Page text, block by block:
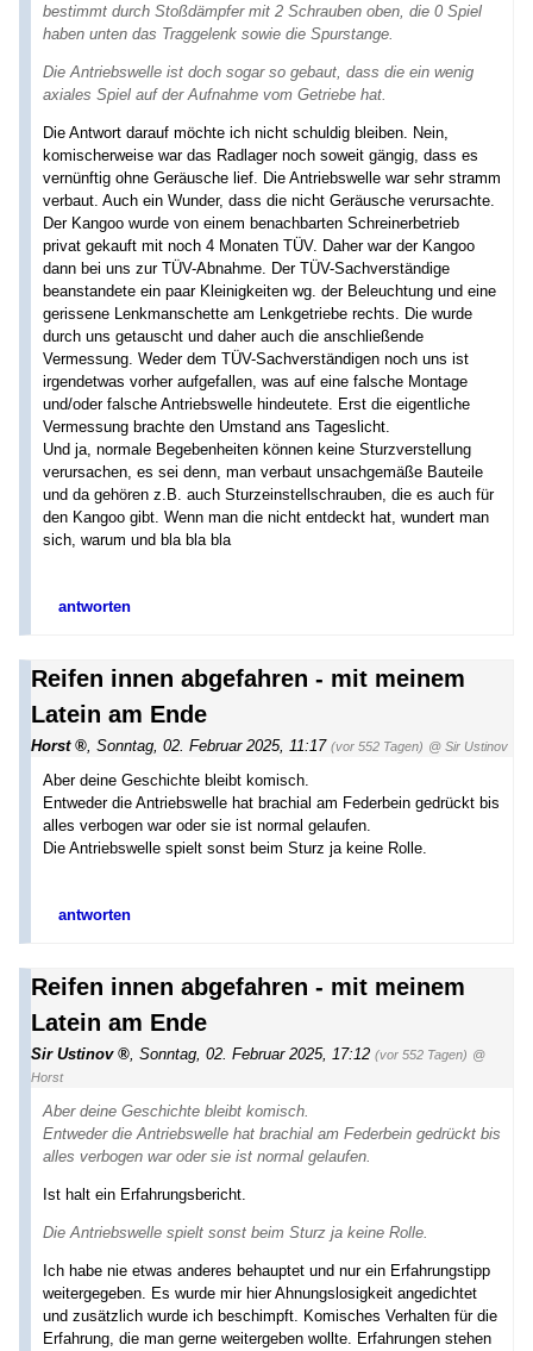
bestimmt durch Stoßdämpfer mit 2 Schrauben oben, die 0 Spiel
haben unten das Traggelenk sowie die Spurstange.
Die Antriebswelle ist doch sogar so gebaut, dass die ein wenig
axiales Spiel auf der Aufnahme vom Getriebe hat.
Die Antwort darauf möchte ich nicht schuldig bleiben. Nein,
komischerweise war das Radlager noch soweit gängig, dass es
vernünftig ohne Geräusche lief. Die Antriebswelle war sehr stramm
verbaut. Auch ein Wunder, dass die nicht Geräusche verursachte.
Der Kangoo wurde von einem benachbarten Schreinerbetrieb
privat gekauft mit noch 4 Monaten TÜV. Daher war der Kangoo
dann bei uns zur TÜV-Abnahme. Der TÜV-Sachverständige
beanstandete ein paar Kleinigkeiten wg. der Beleuchtung und eine
gerissene Lenkmanschette am Lenkgetriebe rechts. Die wurde
durch uns getauscht und daher auch die anschließende
Vermessung. Weder dem TÜV-Sachverständigen noch uns ist
irgendetwas vorher aufgefallen, was auf eine falsche Montage
und/oder falsche Antriebswelle hindeutete. Erst die eigentliche
Vermessung brachte den Umstand ans Tageslicht.
Und ja, normale Begebenheiten können keine Sturzverstellung
verursachen, es sei denn, man verbaut unsachgemäße Bauteile
und da gehören z.B. auch Sturzeinstellschrauben, die es auch für
den Kangoo gibt. Wenn man die nicht entdeckt hat, wundert man
sich, warum und bla bla bla
antworten
Reifen innen abgefahren - mit meinem
Latein am Ende
Horst , Sonntag, 02. Februar 2025, 11:17 (vor 552 Tagen) @ Sir Ustinov
Aber deine Geschichte bleibt komisch.
Entweder die Antriebswelle hat brachial am Federbein gedrückt bis
alles verbogen war oder sie ist normal gelaufen.
Die Antriebswelle spielt sonst beim Sturz ja keine Rolle.
antworten
Reifen innen abgefahren - mit meinem
Latein am Ende
Sir Ustinov , Sonntag, 02. Februar 2025, 17:12 (vor 552 Tagen) @
Horst
Aber deine Geschichte bleibt komisch.
Entweder die Antriebswelle hat brachial am Federbein gedrückt bis
alles verbogen war oder sie ist normal gelaufen.
Ist halt ein Erfahrungsbericht.
Die Antriebswelle spielt sonst beim Sturz ja keine Rolle.
Ich habe nie etwas anderes behauptet und nur ein Erfahrungstipp
weitergegeben. Es wurde mir hier Ahnungslosigkeit angedichtet
und zusätzlich wurde ich beschimpft. Komisches Verhalten für die
Erfahrung, die man gerne weitergeben wollte. Erfahrungen stehen